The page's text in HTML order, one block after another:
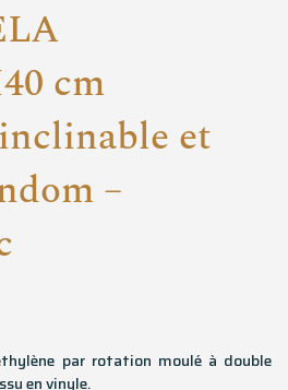
cm
et
–
par rotation moulé à double
en vinyle.